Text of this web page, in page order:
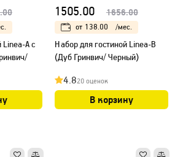
Linea-А с
1505.00 1656.00
от 138.00 /мес.
Набор для гостиной Linea-В
(Дуб Гринвич/ Черный)
4.820 оценок
В корзину